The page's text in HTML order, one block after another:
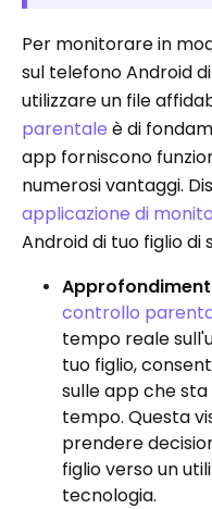
Per monitorare in
sul telefono Android
utilizzare un file
parentale è di
app forniscono
numerosi vantaggi.
applicazione di
Android di tuo figlio di
controllo
tempo reale
tuo figlio,
sulle app che
tempo. Questa
prendere
figlio verso un
tecnologia.